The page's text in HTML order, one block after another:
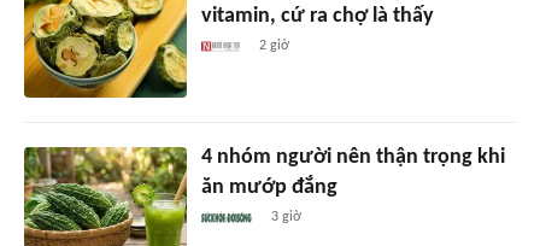
vitamin, cứ ra chợ là thấy
2 giờ
4 nhóm người nên thận trọng khi
ăn mướp đắng
3 giờ